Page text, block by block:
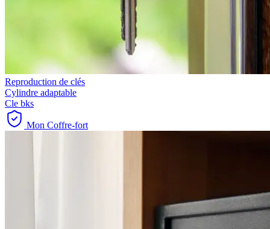
Reproduction de clés
Cylindre adaptable
Cle bks
Mon Coffre-fort